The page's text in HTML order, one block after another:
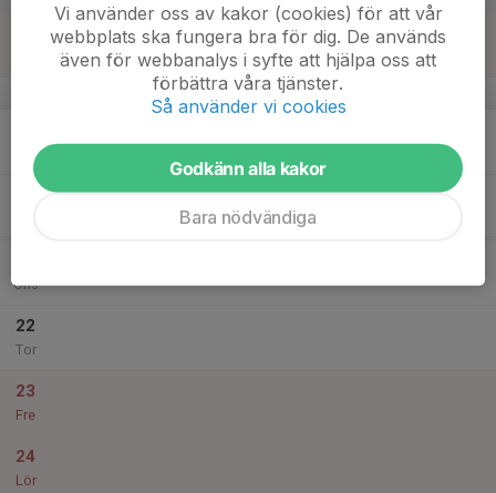
v.25
Mån
Ons
22
Tor
23
Fre
24
Lör
Vi använder oss av kakor (cookies) för att vår
webbplats ska fungera bra för dig. De används
även för webbanalys i syfte att hjälpa oss att
förbättra våra tjänster.
Så använder vi cookies
Godkänn alla kakor
Bara nödvändiga